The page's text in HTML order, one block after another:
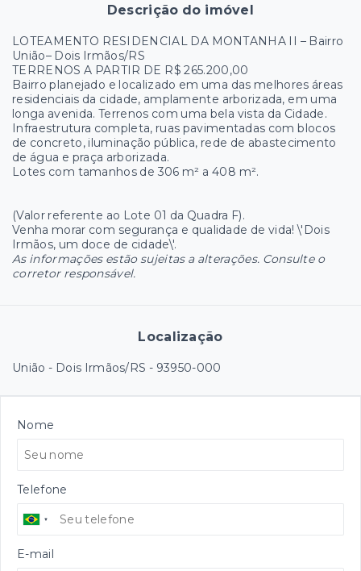
Descrição do imóvel
LOTEAMENTO RESIDENCIAL DA MONTANHA II – Bairro
União– Dois Irmãos/RS
TERRENOS A PARTIR DE R$ 265.200,00
Bairro planejado e localizado em uma das melhores áreas
residenciais da cidade, amplamente arborizada, em uma
longa avenida. Terrenos com uma bela vista da Cidade.
Infraestrutura completa, ruas pavimentadas com blocos
de concreto, iluminação pública, rede de abastecimento
de água e praça arborizada.
Lotes com tamanhos de 306 m² a 408 m².
(Valor referente ao Lote 01 da Quadra F).
Venha morar com segurança e qualidade de vida! \'Dois
Irmãos, um doce de cidade\'.
As informações estão sujeitas a alterações. Consulte o
corretor responsável.
Localização
União - Dois Irmãos/RS - 93950-000
Nome
Telefone
E-mail